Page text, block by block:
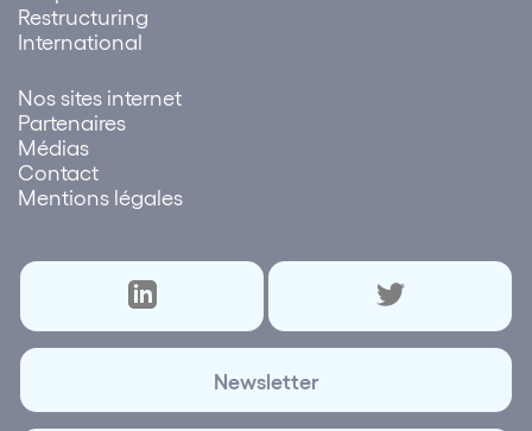
Restructuring
International
Nos sites internet
Partenaires
Médias
Contact
Mentions légales
Newsletter